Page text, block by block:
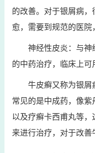
的改善。对于银屑病
愈，需要到规范的医院
神经性皮炎：与神
的中药治疗，临床上可
牛皮癣又称为银屑
常见的是中成药，像
以及疗癣卡西甫丸等
来进行治疗，对于改善